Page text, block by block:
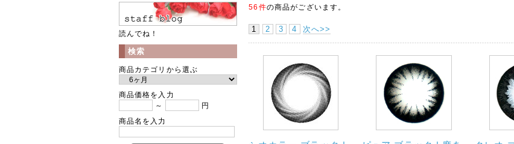
56件の商品がございます。
1 2 3 4 次へ>>
読んでね！
検索
商品カテゴリから選ぶ
商品価格を入力
～
円
商品名を入力